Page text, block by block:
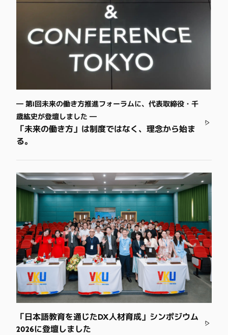
― 第1回未来の働き方推進フォーラムに、代表取締役・千
歳紘史が登壇しました ―
「未来の働き方」は制度ではなく、理念から始ま
る。
「日本語教育を通じたDX人材育成」シンポジウム
2026に登壇しました